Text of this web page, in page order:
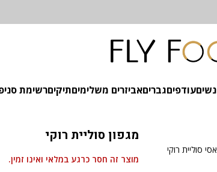
נשיםעודפיםגבריםאביזרים משלימיםתיקיםרשימת
מגפון סוליית רוקי
מוצר זה חסר כרגע במלאי ואינו זמין.